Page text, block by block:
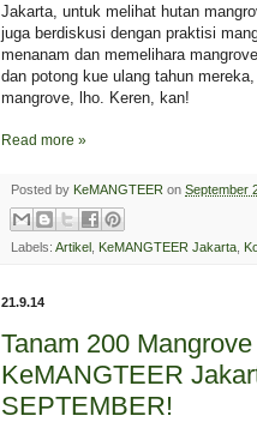
Jakarta, untuk melihat hutan
juga berdiskusi dengan praktisi
menanam dan memelihara
dan potong kue ulang tahun
mangrove, lho. Keren, kan!
Read more »
Posted by KeMANGTEER on September
Labels: Artikel KeMANGTEER Jakarta
21.9.14
Tanam 200
KeMANGTEER
SEPTEMBER!